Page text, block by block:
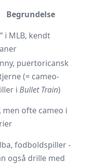
Begrundelse
i MLB, kendt
puertoricansk
(= cameo-
i Bullet Train)
men ofte cameo i
fodboldspiller -
også drille med